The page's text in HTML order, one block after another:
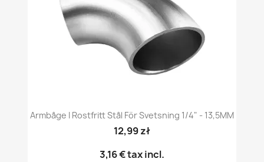
Armbåge I Rostfritt Stål För Svetsning 1/4" - 13,5MM
12,99 zł
3,16 €tax incl.